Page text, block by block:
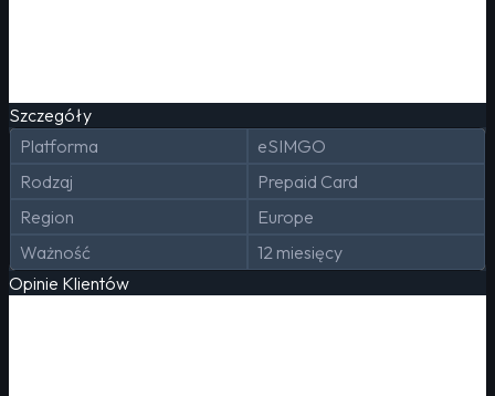
Szczegóły
Platforma
eSIMGO
Rodzaj
Prepaid Card
Region
Europe
Ważność
12 miesięcy
Opinie Klientów